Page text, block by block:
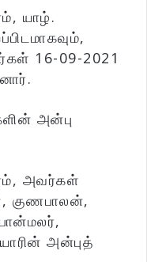
யாழ்.
16-09-2021
அன்பு
அவர்கள்
குணபாலன்,
அன்புத்